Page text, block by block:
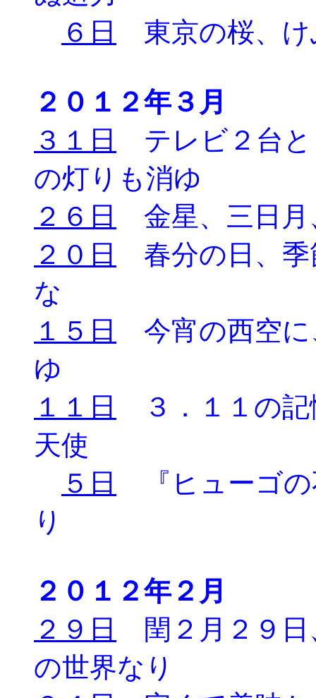
６日
東京の桜、け
２０１２年３月
３１日
テレビ２台と
の灯りも消ゆ
２６日
金星、三日月
２０日
春分の日、季
な
１５日
今宵の西空に
ゆ
１１日
３．１１の記
天使
５日
『ヒューゴの
り
２０１２年２月
２９日
閏２月２９日
の世界なり